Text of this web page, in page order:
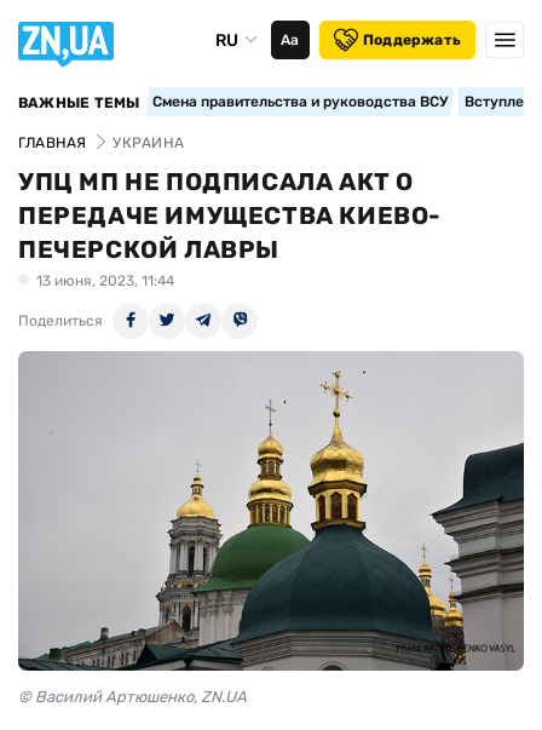
RU Аа Поддержать
ВАЖНЫЕ ТЕМЫ Смена правительства и руководства ВСУ
ГЛАВНАЯ УКРАИНА
УПЦ МП НЕ ПОДПИСАЛА АКТ О
ПЕРЕДАЧЕ ИМУЩЕСТВА КИЕВО-
ПЕЧЕРСКОЙ ЛАВРЫ
13 июня, 2023, 11:44
Поделиться
© Василий Артюшенко, ZN.UA